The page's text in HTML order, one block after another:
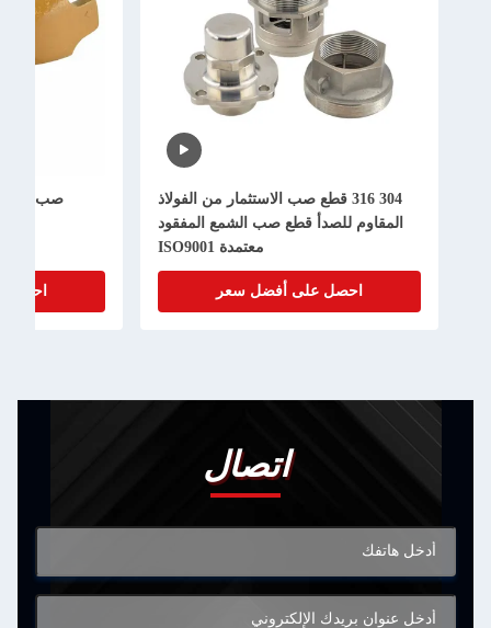
304 316 قطع صب الاستثمار من الفولاذ
المقاوم للصدأ قطع صب الشمع المفقود
معتمدة ISO9001
احصل على أفضل سعر
صب النحاس
احصل
اتصال